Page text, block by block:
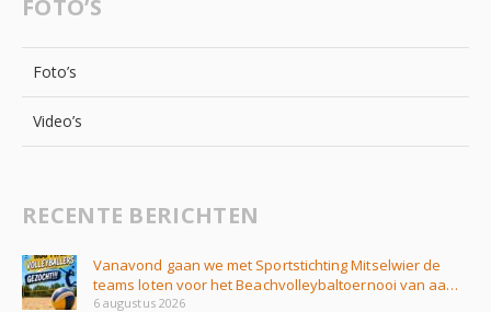
FOTO’S
Foto’s
Video’s
RECENTE BERICHTEN
Vanavond gaan we met Sportstichting Mitselwier de
teams loten voor het Beachvolleybaltoernooi van aa…
6 augustus 2026